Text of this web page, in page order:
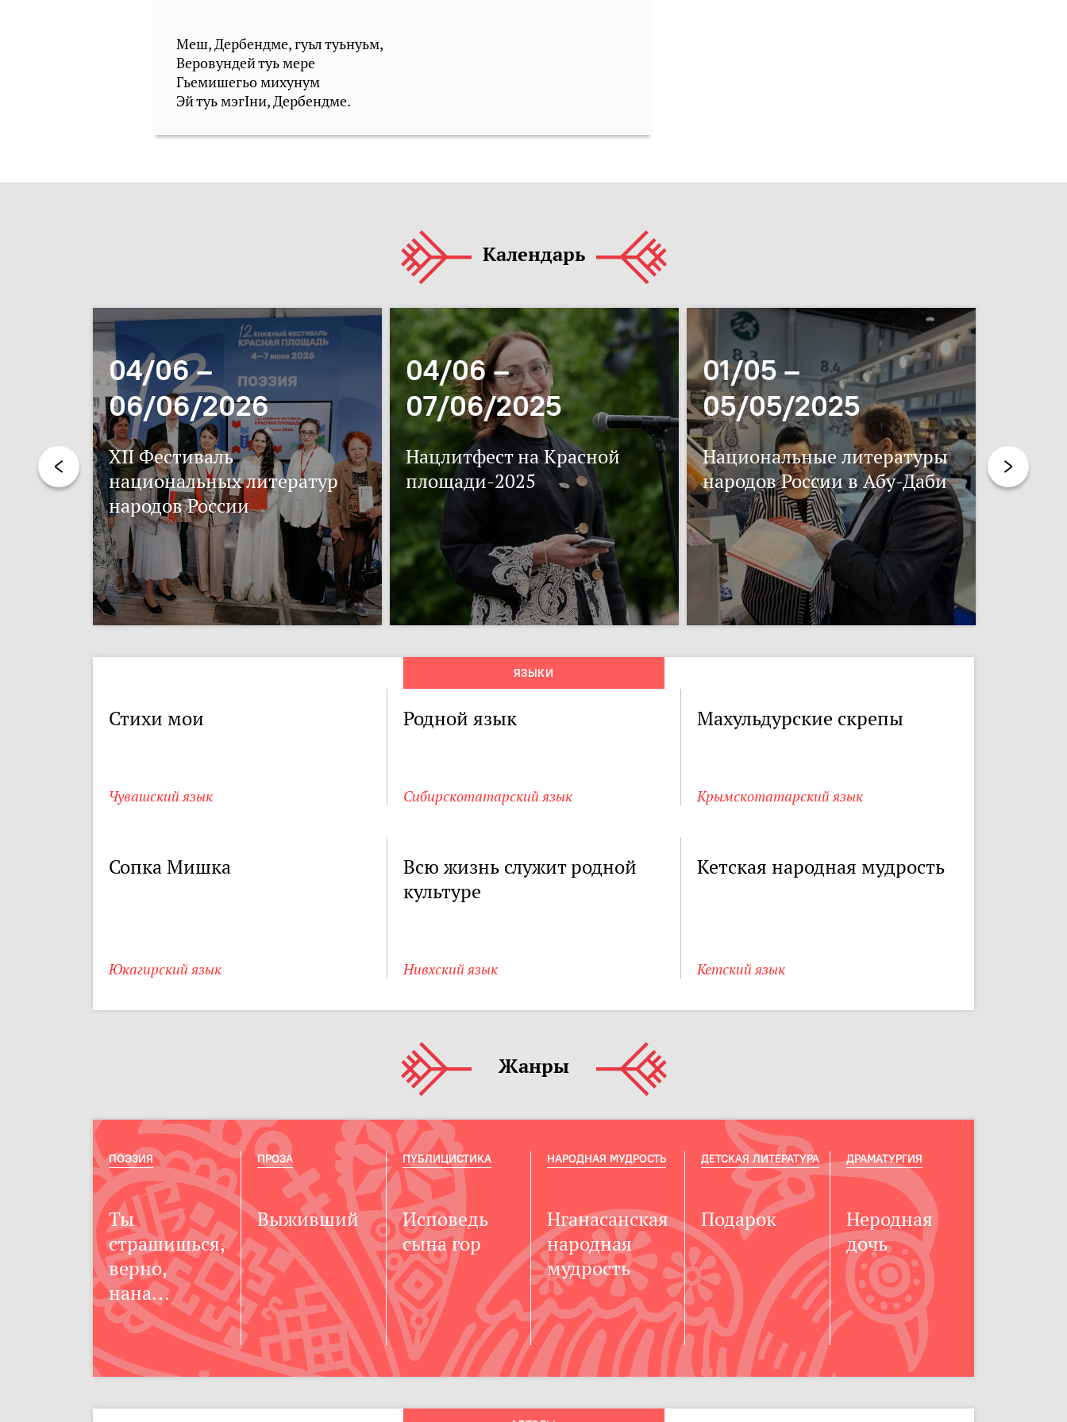
Меш, Дербендме, гуьл туьнуьм,
Веровундей туь мере
Гьемишегьо михунум
Эй туь мэгIни, Дербендме.
Календарь
04/06 –
06/06/2026
XII Фестиваль
национальных литератур
народов России
04/06 –
07/06/2025
Нацлитфест на Красной
площади-2025
01/05 –
05/05/2025
Национальные литературы
народов России в Абу-Даби
ЯЗЫКИ
Стихи мои
Чувашский язык
Родной язык
Сибирскотатарский язык
Махульдурские скрепы
Крымскотатарский язык
Сопка Мишка
Юкагирский язык
Всю жизнь служит родной
культуре
Нивхский язык
Кетская народная мудрость
Кетский язык
Жанры
Ты
страшишься,
верно,
нана...
ПОЭЗИЯ
Выживший
ПРОЗА
Исповедь
сына гор
ПУБЛИЦИСТИКА
Нганасанская
народная
мудрость
НАРОДНАЯ МУДРОСТЬ
Подарок
ДЕТСКАЯ ЛИТЕРАТУРА
Неродная
дочь
ДРАМАТУРГИЯ